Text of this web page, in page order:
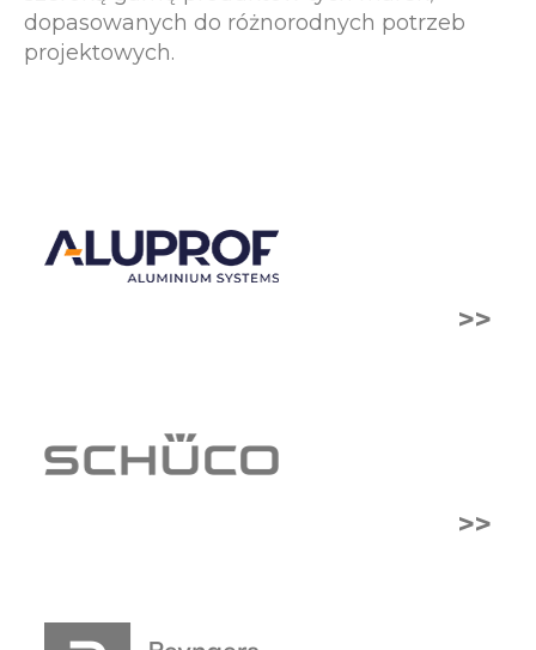
dopasowanych do różnorodnych potrzeb
projektowych.
>>
>>